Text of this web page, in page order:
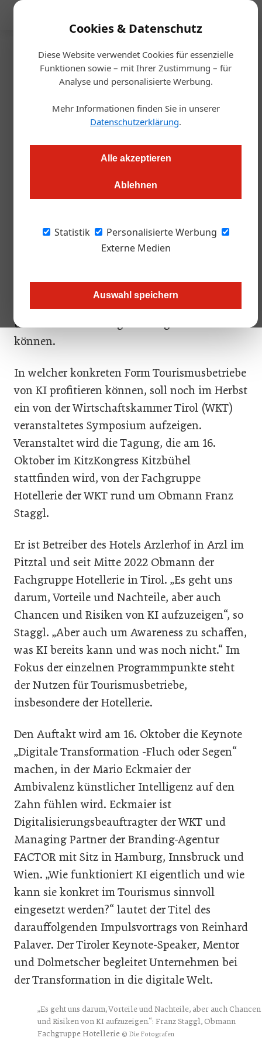
Cookies & Datenschutz
Diese Website verwendet Cookies für essenzielle
Funktionen sowie – mit Ihrer Zustimmung – für
Analyse und personalisierte Werbung.
Mehr Informationen finden Sie in unserer
Datenschutzerklärung.
Alle akzeptieren
Ablehnen
Statistik
Personalisierte Werbung
Externe Medien
Auswahl speichern
Startseite/Gastro & Hotel
Tipp: KI für den Tourismus
13.09.2023, 22:10 Uhr
künstliche Intelligenz kann - und wie Tourismusbetriebe von
ihr profitieren können.
Künstliche Intelligenz (KI) ist derzeit in aller
Munde. Heute nutzen immer mehr Menschen
selbstständig (große) Datenmengen
auswerten und konkrete Antworten auf
unterschiedliche Fragestellungen liefern
können.
In welcher konkreten Form Tourismusbetriebe
von KI profitieren können, soll noch im Herbst
ein von der Wirtschaftskammer Tirol (WKT)
veranstaltetes Symposium aufzeigen.
Veranstaltet wird die Tagung, die am 16.
Oktober im KitzKongress Kitzbühel
stattfinden wird, von der Fachgruppe
Hotellerie der WKT rund um Obmann Franz
Staggl.
Er ist Betreiber des Hotels Arzlerhof in Arzl im
Pitztal und seit Mitte 2022 Obmann der
Fachgruppe Hotellerie in Tirol. „Es geht uns
darum, Vorteile und Nachteile, aber auch
Chancen und Risiken von KI aufzuzeigen“, so
Staggl. „Aber auch um Awareness zu schaffen,
was KI bereits kann und was noch nicht.“ Im
Fokus der einzelnen Programmpunkte steht
der Nutzen für Tourismusbetriebe,
insbesondere der Hotellerie.
Den Auftakt wird am 16. Oktober die Keynote
„Digitale Transformation -Fluch oder Segen“
machen, in der Mario Eckmaier der
Ambivalenz künstlicher Intelligenz auf den
Zahn fühlen wird. Eckmaier ist
Digitalisierungsbeauftragter der WKT und
Managing Partner der Branding-Agentur
FACTOR mit Sitz in Hamburg, Innsbruck und
Wien. „Wie funktioniert KI eigentlich und wie
kann sie konkret im Tourismus sinnvoll
eingesetzt werden?“ lautet der Titel des
darauffolgenden Impulsvortrags von Reinhard
Palaver. Der Tiroler Keynote-Speaker, Mentor
und Dolmetscher begleitet Unternehmen bei
der Transformation in die digitale Welt.
„Es geht uns darum, Vorteile und Nachteile, aber auch Chancen
und Risiken von KI aufzuzeigen.“: Franz Staggl, Obmann
Fachgruppe Hotellerie © Die Fotografen